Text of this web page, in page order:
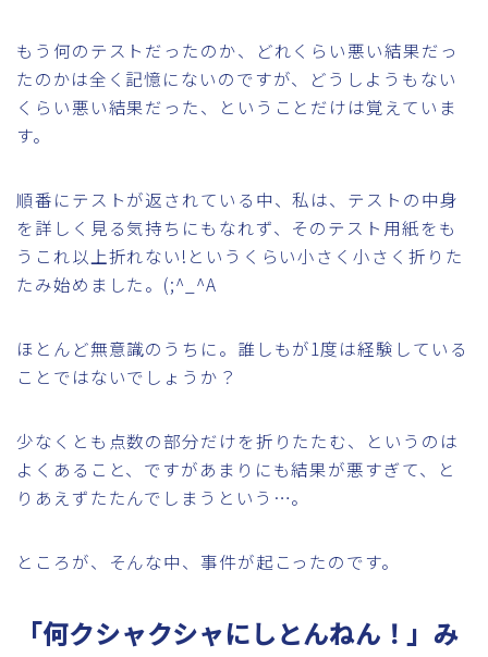
もう何のテストだったのか、どれくらい悪い結果だっ
たのかは全く記憶にないのですが、どうしようもない
くらい悪い結果だった、ということだけは覚えていま
す。
順番にテストが返されている中、私は、テストの中身
を詳しく見る気持ちにもなれず、そのテスト用紙をも
うこれ以上折れない!というくらい小さく小さく折りた
たみ始めました。(;^_^A
ほとんど無意識のうちに。誰しもが1度は経験している
ことではないでしょうか？
少なくとも点数の部分だけを折りたたむ、というのは
よくあること、ですがあまりにも結果が悪すぎて、と
りあえずたたんでしまうという…。
ところが、そんな中、事件が起こったのです。
「何クシャクシャにしとんねん！」み